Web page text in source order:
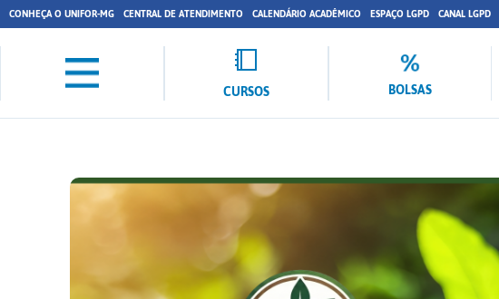
CONHEÇA O UNIFOR-MG CENTRAL DE ATENDIMENTO CALENDÁRIO ACADÊMICO ESPAÇO LGPD CANAL LGPD
CURSOS BOLSAS